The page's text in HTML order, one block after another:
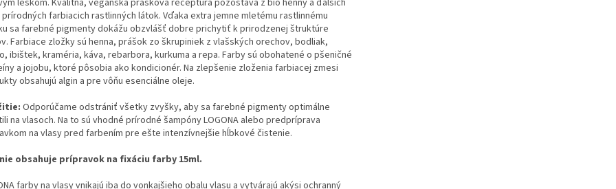
leskom. Kvalitná, vegánska prášková receptúra ​​pozostáva z bio henny a ďalších
farbiacich rastlinných látok. Vďaka extra jemne mletému rastlinnému
sa farebné pigmenty dokážu obzvlášť dobre prichytiť k prirodzenej štruktúre
Farbiace zložky sú henna, prášok zo škrupiniek z vlašských orechov, bodliak,
ibištek, kraméria, káva, rebarbora, kurkuma a repa. Farby sú obohatené o pšeničné
a jojobu, ktoré pôsobia ako kondicionér. Na zlepšenie zloženia farbiacej zmesi
obsahujú algin a pre vôňu esenciálne oleje.
Odporúčame odstrániť všetky zvyšky, aby sa farebné pigmenty optimálne
na vlasoch. Na to sú vhodné prírodné šampóny LOGONA alebo predpríprava
na vlasy pred farbením pre ešte intenzívnejšie hĺbkové čistenie.
obsahuje prípravok na fixáciu farby 15ml.
farby na vlasy vnikajú iba do vonkajšieho obalu vlasu a vytvárajú akýsi ochranný